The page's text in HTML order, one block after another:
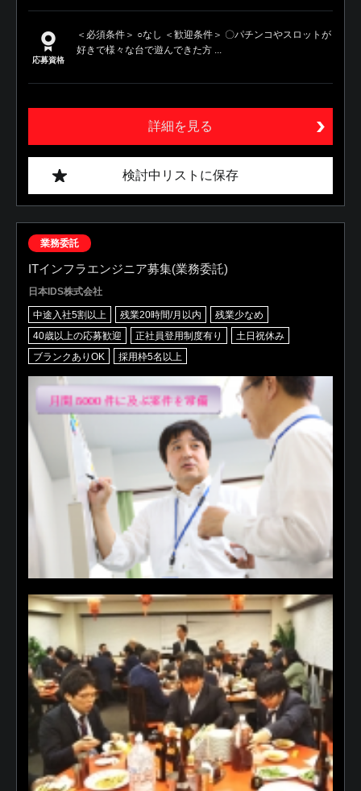
応募資格
＜必須条件＞ ○なし ＜歓迎条件＞ 〇パチンコやスロットが
好きで様々な台で遊んできた方 ...
詳細を見る
検討中リストに保存
業務委託
ITインフラエンジニア募集(業務委託)
日本IDS株式会社
中途入社5割以上 残業20時間/月以内
残業少なめ
40歳以上の応募歓迎
正社員登用制度有り
土日祝休み
ブランクありOK
採用枠5名以上